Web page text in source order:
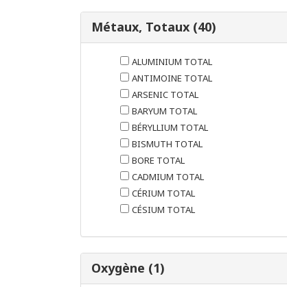
Métaux, Totaux (40)
ALUMINIUM TOTAL
ANTIMOINE TOTAL
ARSENIC TOTAL
BARYUM TOTAL
BÉRYLLIUM TOTAL
BISMUTH TOTAL
BORE TOTAL
CADMIUM TOTAL
CÉRIUM TOTAL
CÉSIUM TOTAL
Oxygène (1)